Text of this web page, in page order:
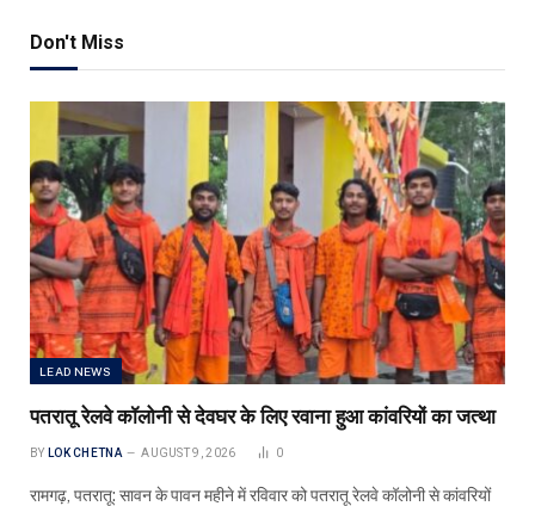
Don't Miss
LEAD NEWS
पतरातू रेलवे कॉलोनी से देवघर के लिए रवाना हुआ कांवरियों का जत्था
BY LOK CHETNA AUGUST 9, 2026 0
रामगढ़, पतरातू: सावन के पावन महीने में रविवार को पतरातू रेलवे कॉलोनी से कांवरियों